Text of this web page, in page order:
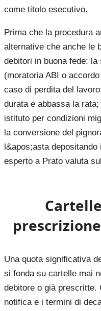
come titolo esecutivo.
Prima che la procedura
alternative che anche le
debitori in buona fede:
(moratoria ABI o
caso di perdita del
durata e abbassa la
istituto per condizioni
la conversione del
l&apos;asta
esperto a Prato valuta
Una quota significativa
si fonda su cartelle mai
debitore o già prescritte.
notifica e i termini di